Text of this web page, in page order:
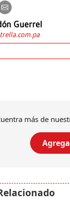
Guerrel
más de